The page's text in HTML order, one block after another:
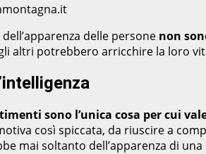
delle persone non
altri potrebbero arricchire la loro
sono l’unica cosa per cui
così spiccata, da riuscire a
mai soltanto dell’apparenza di